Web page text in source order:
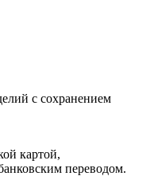
с сохранением
картой,
переводом.